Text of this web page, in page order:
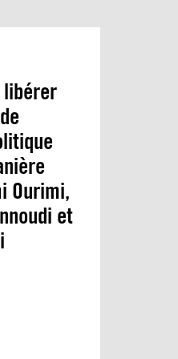
libérer
Ourimi,
et